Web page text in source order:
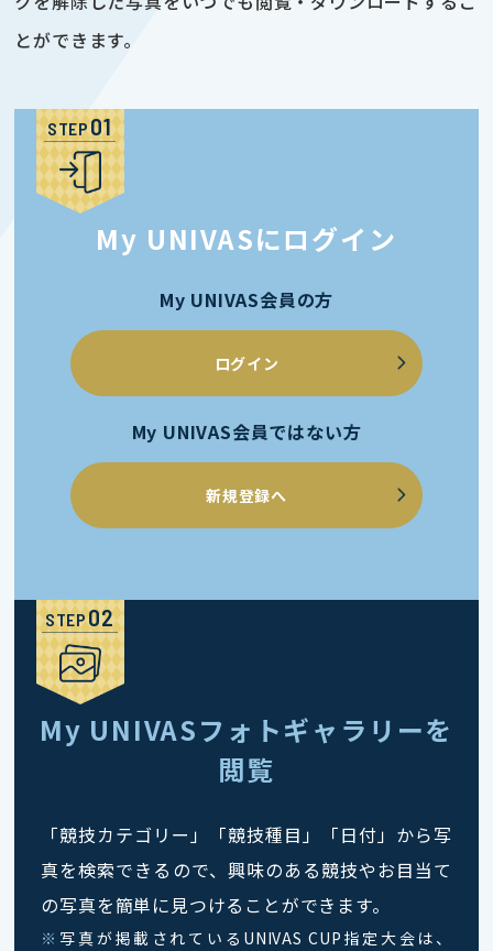
とができます。
STEP
My UNIVASにログイン
My UNIVAS会員の方
ログイン
My UNIVAS会員ではない方
新規登録へ
STEP
My UNIVASフォトギャラリーを
閲覧
「競技カテゴリー」「競技種目」「日付」から写
真を検索できるので、興味のある競技やお目当て
の写真を簡単に見つけることができます。
※ 写真が掲載されているUNIVAS CUP指定大会は、